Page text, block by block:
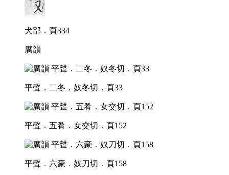
犬部．頁334
廣韻
平聲．二冬．奴冬切．頁33
平聲．五肴．女交切．頁152
平聲．六豪．奴刀切．頁158